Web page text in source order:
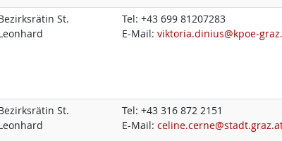
St.
Tel:+43 699 81207283
E-Mail:viktoria.dinius@kpoe-
St.
Tel:+43 316 872 2151
E-Mail: